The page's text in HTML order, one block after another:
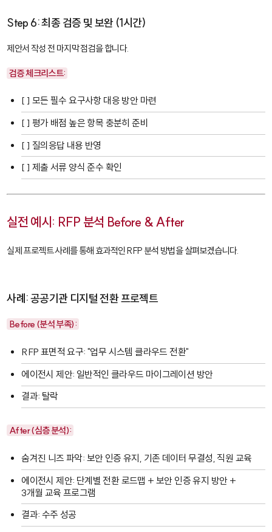
Step 6: 최종 검증 및 보완 (1시간)
제안서 작성 전 마지막 점검을 합니다.
검증 체크리스트:
[ ] 모든 필수 요구사항 대응 방안 마련
[ ] 평가 배점 높은 항목 충분히 준비
[ ] 질의응답 내용 반영
[ ] 제출 서류 양식 준수 확인
실전 예시: RFP 분석 Before & After
실제 프로젝트 사례를 통해 효과적인 RFP 분석 방법을 살펴보겠습니다.
사례: 공공기관 디지털 전환 프로젝트
Before (분석 부족):
RFP 표면적 요구: "업무 시스템 클라우드 전환"
에이전시 제안: 일반적인 클라우드 마이그레이션 방안
결과: 탈락
After (심층 분석):
숨겨진 니즈 파악: 보안 인증 유지, 기존 데이터 무결성, 직원 교육
에이전시 제안: 단계별 전환 로드맵 + 보안 인증 유지 방안 +
3개월 교육 프로그램
결과: 수주 성공